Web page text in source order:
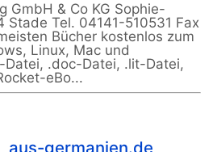
GmbH & Co KG Sophie-
Stade Tel. 04141-510531 Fax
Bücher kostenlos zum
Linux, Mac und
.doc-Datei, .lit-Datei,
eBo...
aus-germanien.de